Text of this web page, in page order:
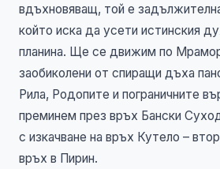
вдъхновяващ, той е
който иска да усети истинския
планина. Ще се движим по
заобиколени от спиращи дъха
Рила, Родопите и пограничните
преминем през връх Бански
с изкачване на връх Кутело –
връх в Пирин.